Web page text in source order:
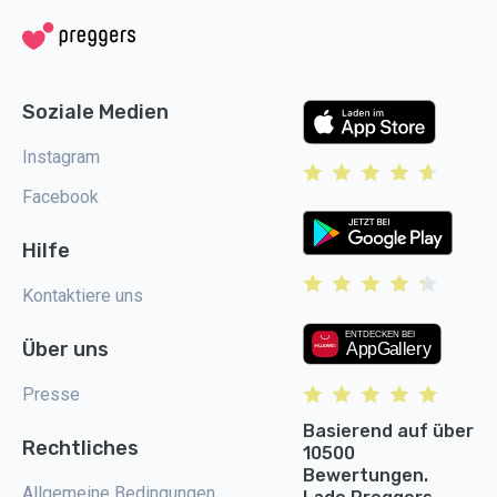
Soziale Medien
Instagram
Facebook
Hilfe
Kontaktiere uns
Über uns
Presse
Rechtliches
Basierend auf über
10500
Bewertungen.